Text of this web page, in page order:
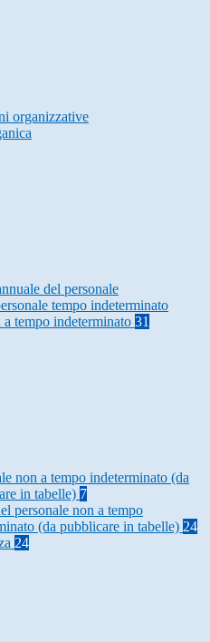
organizzative
del personale
tempo indeterminato
a tempo indeterminato 31
non a tempo indeterminato (da
in tabelle) 7
personale non a tempo
(da pubblicare in tabelle) 24
24